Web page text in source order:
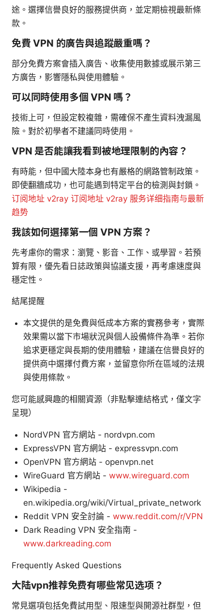
途。選擇信譽良好的服務提供商，並定期檢視最新條
款。
免費 VPN 的廣告與追蹤嚴重嗎？
部分免費方案會插入廣告、收集使用數據或展示第三
方廣告，影響隱私與使用體驗。
可以同時使用多個 VPN 嗎？
技術上可，但設定較複雜，需確保不產生資料洩漏風
險。對於初學者不建議同時使用。
VPN 是否能讓我看到被地理限制的內容？
有時能，但中國大陸本身也有嚴格的網路管制政策。
即使翻牆成功，也可能遇到特定平台的檢測與封鎖。
订阅地址 v2ray 订阅地址 v2ray 服务详细指南与最新
趋势
我該如何選擇第一個 VPN 方案？
先考慮你的需求：瀏覽、影音、工作、或學習。若預
算有限，優先看日誌政策與協議支援，再考慮速度與
穩定性。
結尾提醒
本文提供的是免費與低成本方案的實務參考，實際
效果需以當下市場狀況與個人設備條件為準。若你
追求更穩定與長期的使用體驗，建議在信譽良好的
提供商中選擇付費方案，並留意你所在區域的法規
與使用條款。
您可能感興趣的相關資源（非點擊連結格式，僅文字
呈現）
NordVPN 官方網站 - nordvpn.com
ExpressVPN 官方網站 - expressvpn.com
OpenVPN 官方網站 - openvpn.net
WireGuard 官方網站 - www.wireguard.com
Wikipedia -
en.wikipedia.org/wiki/Virtual_private_network
Reddit VPN 安全討論 - www.reddit.com/r/VPN
Dark Reading VPN 安全指南 -
www.darkreading.com
Frequently Asked Questions
大陆vpn推荐免费有哪些常见选项？
常見選項包括免費試用型、限速型與開源社群型，但